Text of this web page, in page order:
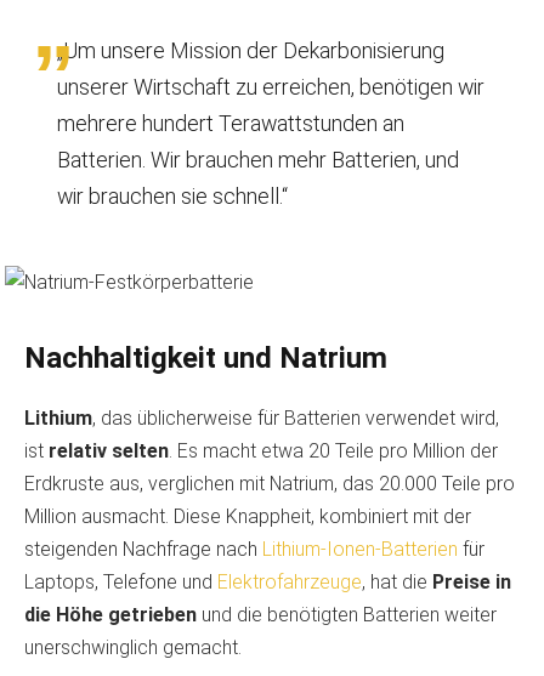
„Um unsere Mission der Dekarbonisierung
unserer Wirtschaft zu erreichen, benötigen wir
mehrere hundert Terawattstunden an
Batterien. Wir brauchen mehr Batterien, und
wir brauchen sie schnell.“
Nachhaltigkeit und Natrium
Lithium, das üblicherweise für Batterien verwendet wird,
ist relativ selten. Es macht etwa 20 Teile pro Million der
Erdkruste aus, verglichen mit Natrium, das 20.000 Teile pro
Million ausmacht. Diese Knappheit, kombiniert mit der
steigenden Nachfrage nach Lithium-Ionen-Batterien für
Laptops, Telefone und Elektrofahrzeuge, hat die Preise in
die Höhe getrieben und die benötigten Batterien weiter
unerschwinglich gemacht.